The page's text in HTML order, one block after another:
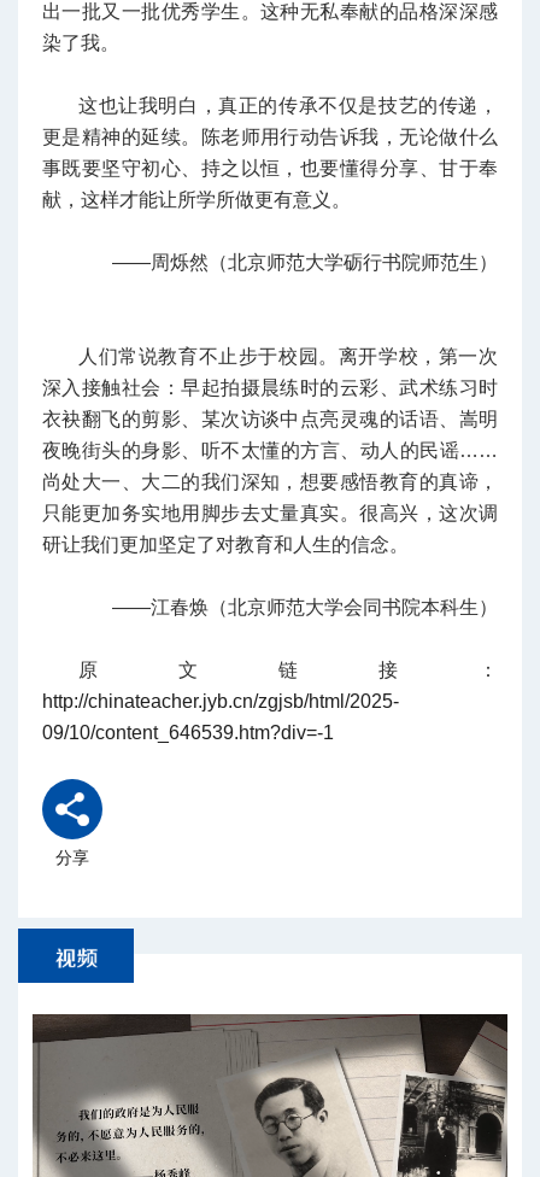
出一批又一批优秀学生。这种无私奉献的品格深深感
染了我。
这也让我明白，真正的传承不仅是技艺的传递，
更是精神的延续。陈老师用行动告诉我，无论做什么
事既要坚守初心、持之以恒，也要懂得分享、甘于奉
献，这样才能让所学所做更有意义。
——周烁然（北京师范大学砺行书院师范生）
人们常说教育不止步于校园。离开学校，第一次
深入接触社会：早起拍摄晨练时的云彩、武术练习时
衣袂翻飞的剪影、某次访谈中点亮灵魂的话语、嵩明
夜晚街头的身影、听不太懂的方言、动人的民谣……
尚处大一、大二的我们深知，想要感悟教育的真谛，
只能更加务实地用脚步去丈量真实。很高兴，这次调
研让我们更加坚定了对教育和人生的信念。
——江春焕（北京师范大学会同书院本科生）
原文链接：
http://chinateacher.jyb.cn/zgjsb/html/2025-
09/10/content_646539.htm?div=-1
分享